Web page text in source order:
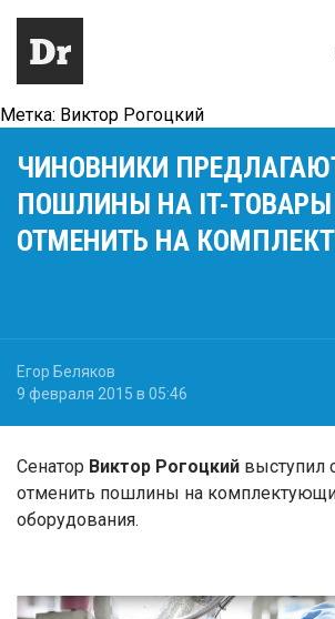
Метка: Виктор Рогоцкий
ЧИНОВНИКИ
ПОШЛИНЫ НА IT-ТОВАРЫ
ОТМЕНИТЬ НА
Егор Беляков
9 февраля 2015 в 05:46
Сенатор Виктор Рогоцкий выступил
отменить пошлины на
оборудования.